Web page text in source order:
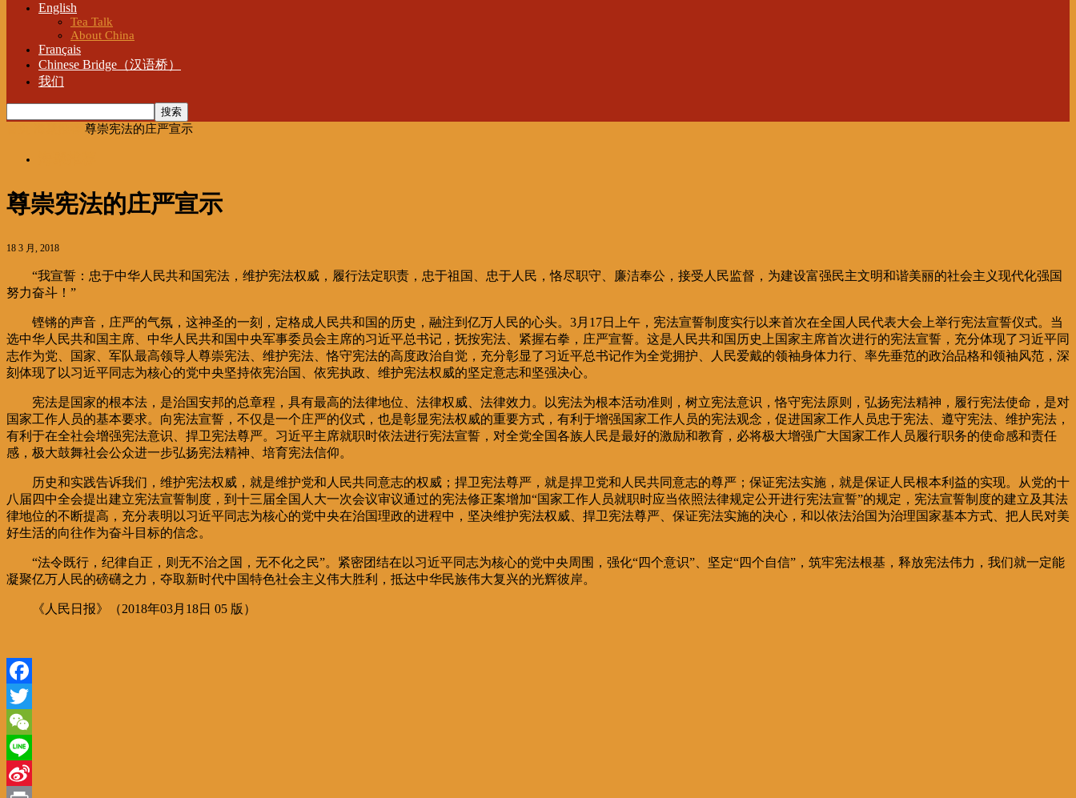
English
Tea Talk
About China
Français
Chinese Bridge（汉语桥）
我们
尊崇宪法的庄严宣示
尊崇宪法的庄严宣示
18 3 月, 2018
“我宣誓：忠于中华人民共和国宪法，维护宪法权威，履行法定职责，忠于祖国、忠于人民，恪尽职守、廉洁奉公，接受人民监督，为建设富强民主文明和谐美丽的社会主义现代化强国
努力奋斗！”
铿锵的声音，庄严的气氛，这神圣的一刻，定格成人民共和国的历史，融注到亿万人民的心头。3月17日上午，宪法宣誓制度实行以来首次在全国人民代表大会上举行宪法宣誓仪式。当
选中华人民共和国主席、中华人民共和国中央军事委员会主席的习近平总书记，抚按宪法、紧握右拳，庄严宣誓。这是人民共和国历史上国家主席首次进行的宪法宣誓，充分体现了习近平同
志作为党、国家、军队最高领导人尊崇宪法、维护宪法、恪守宪法的高度政治自觉，充分彰显了习近平总书记作为全党拥护、人民爱戴的领袖身体力行、率先垂范的政治品格和领袖风范，深
刻体现了以习近平同志为核心的党中央坚持依宪治国、依宪执政、维护宪法权威的坚定意志和坚强决心。
宪法是国家的根本法，是治国安邦的总章程，具有最高的法律地位、法律权威、法律效力。以宪法为根本活动准则，树立宪法意识，恪守宪法原则，弘扬宪法精神，履行宪法使命，是对
国家工作人员的基本要求。向宪法宣誓，不仅是一个庄严的仪式，也是彰显宪法权威的重要方式，有利于增强国家工作人员的宪法观念，促进国家工作人员忠于宪法、遵守宪法、维护宪法，
有利于在全社会增强宪法意识、捍卫宪法尊严。习近平主席就职时依法进行宪法宣誓，对全党全国各族人民是最好的激励和教育，必将极大增强广大国家工作人员履行职务的使命感和责任
感，极大鼓舞社会公众进一步弘扬宪法精神、培育宪法信仰。
历史和实践告诉我们，维护宪法权威，就是维护党和人民共同意志的权威；捍卫宪法尊严，就是捍卫党和人民共同意志的尊严；保证宪法实施，就是保证人民根本利益的实现。从党的十
八届四中全会提出建立宪法宣誓制度，到十三届全国人大一次会议审议通过的宪法修正案增加“国家工作人员就职时应当依照法律规定公开进行宪法宣誓”的规定，宪法宣誓制度的建立及其法
律地位的不断提高，充分表明以习近平同志为核心的党中央在治国理政的进程中，坚决维护宪法权威、捍卫宪法尊严、保证宪法实施的决心，和以依法治国为治理国家基本方式、把人民对美
好生活的向往作为奋斗目标的信念。
“法令既行，纪律自正，则无不治之国，无不化之民”。紧密团结在以习近平同志为核心的党中央周围，强化“四个意识”、坚定“四个自信”，筑牢宪法根基，释放宪法伟力，我们就一定能
凝聚亿万人民的磅礴之力，夺取新时代中国特色社会主义伟大胜利，抵达中华民族伟大复兴的光辉彼岸。
《人民日报》（2018年03月18日 05 版）
Facebook
Twitter
WeChat
Line